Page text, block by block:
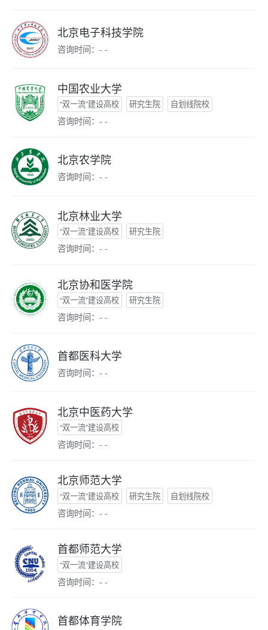
北京电子科技学院
咨询时间：- -
中国农业大学
“双一流”建设高校 研究生院 自划线院校
咨询时间：- -
北京农学院
咨询时间：- -
北京林业大学
“双一流”建设高校 研究生院
咨询时间：- -
北京协和医学院
“双一流”建设高校 研究生院
咨询时间：- -
首都医科大学
咨询时间：- -
北京中医药大学
“双一流”建设高校
咨询时间：- -
北京师范大学
“双一流”建设高校 研究生院 自划线院校
咨询时间：- -
首都师范大学
“双一流”建设高校
咨询时间：- -
首都体育学院